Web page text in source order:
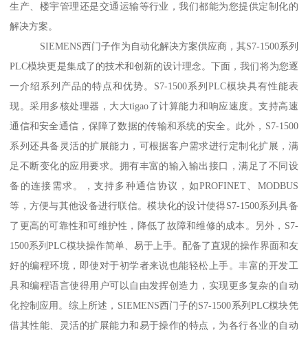
生产、楼宇管理还是交通运输等行业，我们都能为您提供定制化的
解决方案。
SIEMENS西门子作为自动化解决方案供应商，其S7-1500系列
PLC模块更是集成了的技术和创新的设计理念。下面，我们将为您逐
一介绍系列产品的特点和优势。S7-1500系列PLC模块具有性能表
现。采用多核处理器，大大tigao了计算能力和响应速度。支持高速
通信和安全通信，保障了数据的传输和系统的安全。此外，S7-1500
系列还具备灵活的扩展能力，可根据客户需求进行定制化扩展，满
足不断变化的应用要求。拥有丰富的输入输出接口，满足了不同设
备的连接需求。，支持多种通信协议，如PROFINET、MODBUS
等，方便与其他设备进行联信。模块化的设计使得S7-1500系列具备
了更高的可靠性和可维护性，降低了故障和维修的成本。另外，S7-
1500系列PLC模块操作简单、易于上手。配备了直观的操作界面和友
好的编程环境，即使对于初学者来说也能轻松上手。丰富的开发工
具和编程语言使得用户可以自由发挥创造力，实现更多复杂的自动
化控制应用。综上所述，SIEMENS西门子的S7-1500系列PLC模块凭
借其性能、灵活的扩展能力和易于操作的特点，为各行各业的自动